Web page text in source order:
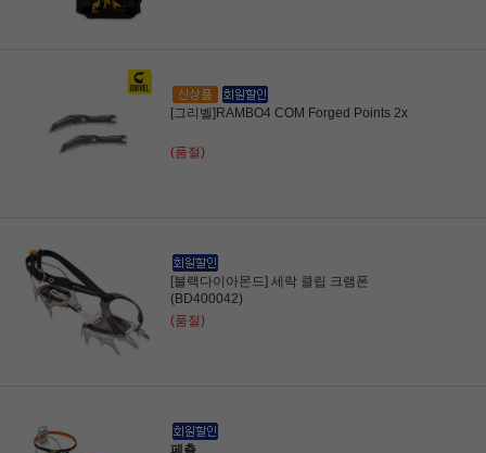
[그리벨]RAMBO4 COM Forged Points 2x
(품절)
[블랙다이아몬드] 세락 클립 크램폰
(BD400042)
(품절)
페츨